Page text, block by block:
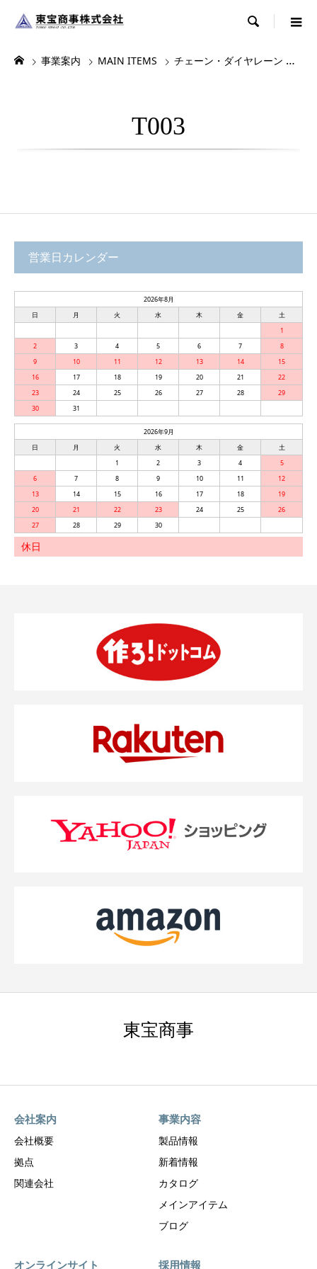

事業案内 MAIN ITEMS チェーン・ダイヤレーン
T003
営業日カレンダー
2026年8月
日
月 火 水 木 金
土
1
2
3 4 5 6 7
8
9
10 11 12 13 14
15
16
17 18 19 20 21
22
23
24 25 26 27 28
29
30
31
2026年9月
日
月 火 水 木 金
土
1
2 3 4
5
6
7 8 9 10 11
12
13
14 15 16 17 18
19
20
21 22 23 24 25
26
27
28 29 30
休日
東宝商事
会社案内
会社概要
拠点
関連会社
事業内容
製品情報
新着情報
カタログ
メインアイテム
ブログ
オンラインサイト 採用情報